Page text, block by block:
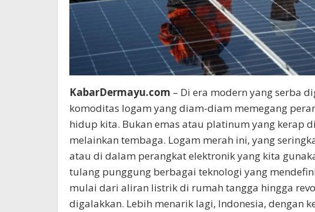
KabarDermayu.com – Di era modern yang serba
komoditas logam yang diam-diam memegang
hidup kita. Bukan emas atau platinum yang kerap
melainkan tembaga. Logam merah ini, yang
atau di dalam perangkat elektronik yang kita
tulang punggung berbagai teknologi yang
mulai dari aliran listrik di rumah tangga hingga
digalakkan. Lebih menarik lagi, Indonesia, dengan